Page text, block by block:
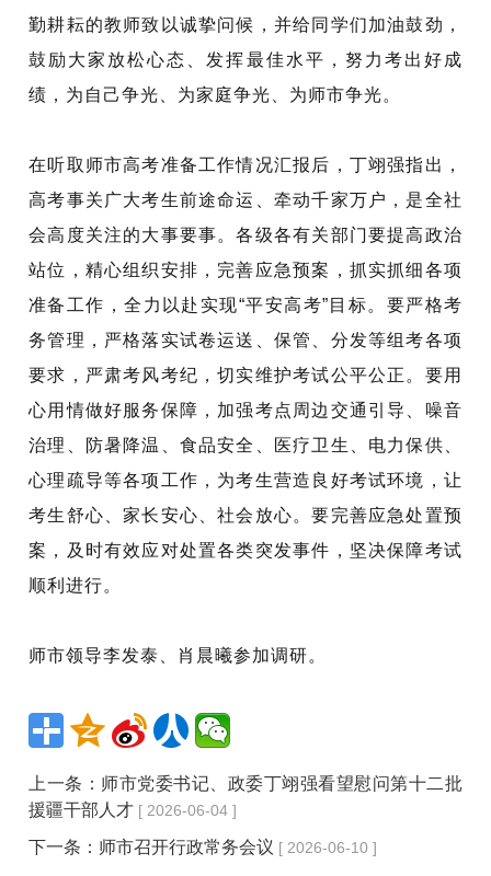
勤耕耘的教师致以诚挚问候，并给同学们加油鼓劲，
鼓励大家放松心态、发挥最佳水平，努力考出好成
绩，为自己争光、为家庭争光、为师市争光。
在听取师市高考准备工作情况汇报后，丁翊强指出，
高考事关广大考生前途命运、牵动千家万户，是全社
会高度关注的大事要事。各级各有关部门要提高政治
站位，精心组织安排，完善应急预案，抓实抓细各项
准备工作，全力以赴实现“平安高考”目标。要严格考
务管理，严格落实试卷运送、保管、分发等组考各项
要求，严肃考风考纪，切实维护考试公平公正。要用
心用情做好服务保障，加强考点周边交通引导、噪音
治理、防暑降温、食品安全、医疗卫生、电力保供、
心理疏导等各项工作，为考生营造良好考试环境，让
考生舒心、家长安心、社会放心。要完善应急处置预
案，及时有效应对处置各类突发事件，坚决保障考试
顺利进行。
师市领导李发泰、肖晨曦参加调研。
上一条： 师市党委书记、政委丁翊强看望慰问第十二批
援疆干部人才 [ 2026-06-04 ]
下一条： 师市召开行政常务会议 [ 2026-06-10 ]